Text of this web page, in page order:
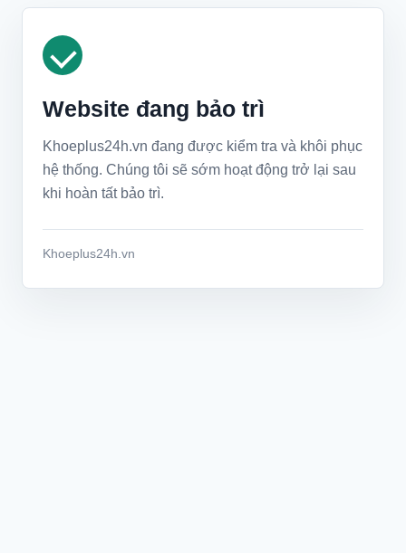
Website đang bảo trì
Khoeplus24h.vn đang được kiểm tra và khôi phục
hệ thống. Chúng tôi sẽ sớm hoạt động trở lại sau
khi hoàn tất bảo trì.
Khoeplus24h.vn